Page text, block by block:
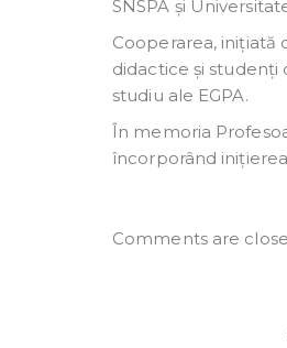
SNSPA și
Cooperarea, inițiată
didactice și
studiu ale EGPA.
În memoria
încorporând
Comments are